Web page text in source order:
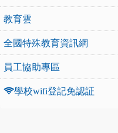
教育雲
全國特殊教育資訊網
員工協助專區
學校wifi登記免認証